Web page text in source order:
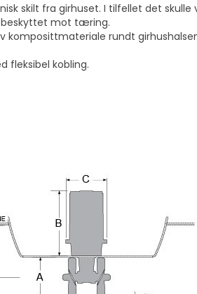
skilt fra girhuset. I tilfellet det
beskyttet mot tæring.
komposittmateriale rundt
fleksibel kobling.